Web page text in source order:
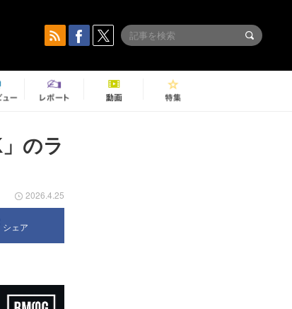
のラ
2026.4.25
シェア